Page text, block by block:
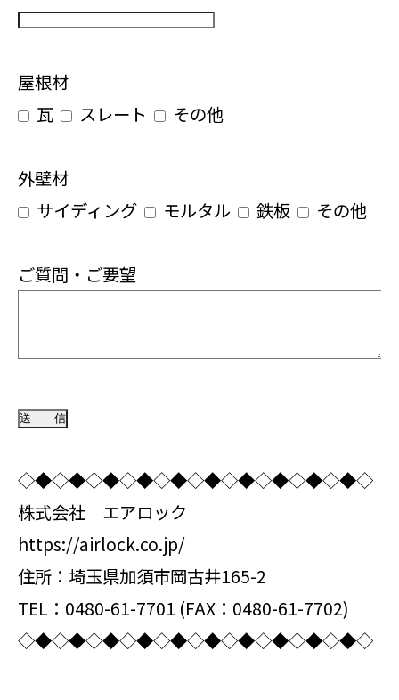
屋根材
瓦
スレート その他
外壁材
サイディング
モルタル 鉄板 その他
ご質問・ご要望
◇◆◇◆◇◆◇◆◇◆◇◆◇◆◇◆◇◆◇◆◇
株式会社 エアロック
https://airlock.co.jp/
住所：埼玉県加須市岡古井165-2
TEL：0480-61-7701 (FAX：0480-61-7702)
◇◆◇◆◇◆◇◆◇◆◇◆◇◆◇◆◇◆◇◆◇